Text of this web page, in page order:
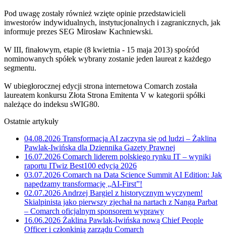
Pod uwagę zostały również wzięte opinie przedstawicieli
inwestorów indywidualnych, instytucjonalnych i zagranicznych, jak
informuje prezes SEG Mirosław Kachniewski.
W III, finałowym, etapie (8 kwietnia - 15 maja 2013) spośród
nominowanych spółek wybrany zostanie jeden laureat z każdego
segmentu.
W ubiegłorocznej edycji strona internetowa Comarch została
laureatem konkursu Złota Strona Emitenta V w kategorii spółki
należące do indeksu sWIG80.
Ostatnie artykuły
04.08.2026 Transformacja AI zaczyna się od ludzi – Żaklina
Pawlak-Iwińska dla Dziennika Gazety Prawnej
16.07.2026 Comarch liderem polskiego rynku IT – wyniki
raportu ITwiz Best100 edycja 2026
03.07.2026 Comarch na Data Science Summit AI Edition: Jak
napędzamy transformację „AI-First”!
02.07.2026 Andrzej Bargiel z historycznym wyczynem!
Skialpinista jako pierwszy zjechał na nartach z Nanga Parbat
– Comarch oficjalnym sponsorem wyprawy
16.06.2026 Żaklina Pawlak-Iwińska nową Chief People
Officer i członkinią zarządu Comarch